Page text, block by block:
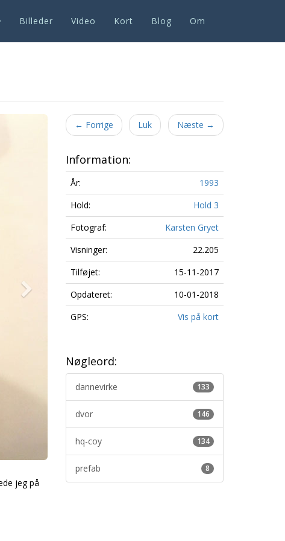
Billeder Video Kort Blog Om
jeg på
← Forrige Luk Næste →
Information:
År:
1993
Hold:
Hold 3
Fotograf:
Karsten Gryet
Visninger:
22.205
Tilføjet:
15-11-2017
Opdateret:
10-01-2018
GPS:
Vis på kort
Nøgleord:
133
dannevirke
146
dvor
134
hq-coy
8
prefab